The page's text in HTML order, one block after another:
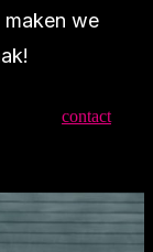
we
contact